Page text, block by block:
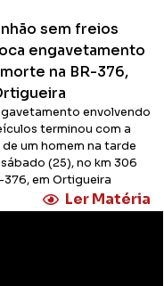
sem freios
engavetamento
na BR-376,
envolvendo
terminou com a
um homem na tarde
(25), no km 306
376, em Ortigueira
Ler Matéria